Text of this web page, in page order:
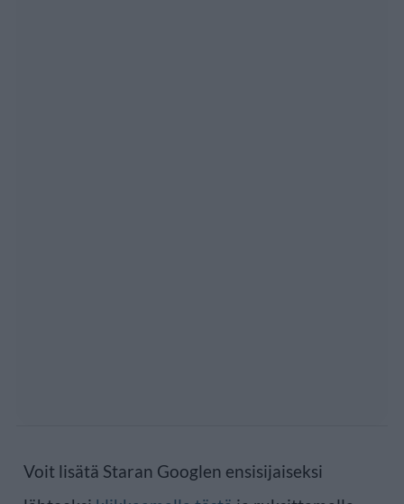
Voit lisätä Staran Googlen ensisijaiseksi